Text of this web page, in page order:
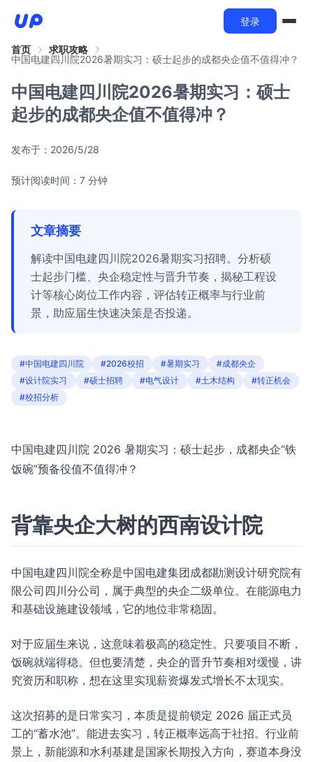
登录
首页
求职攻略
中国电建四川院2026暑期实习：硕士起步的成都央企值不值得冲？
中国电建四川院2026暑期实习：硕士
起步的成都央企值不值得冲？
发布于： 2026/5/28
预计阅读时间：7 分钟
文章摘要
解读中国电建四川院2026暑期实习招聘。分析硕
士起步门槛、央企稳定性与晋升节奏，揭秘工程设
计等核心岗位工作内容，评估转正概率与行业前
景，助应届生快速决策是否投递。
#中国电建四川院 #2026校招 #暑期实习
#成都央企
#设计院实习
#硕士招聘 #电气设计 #土木结构
#转正机会
#校招分析
中国电建四川院 2026 暑期实习：硕士起步，成都央企“铁
饭碗”预备役值不值得冲？
背靠央企大树的西南设计院
中国电建四川院全称是中国电建集团成都勘测设计研究院有
限公司四川分公司，属于典型的央企二级单位。在能源电力
和基础设施建设领域，它的地位非常稳固。
对于应届生来说，这意味着极高的稳定性。只要项目不断，
饭碗就端得稳。但也要清楚，央企的晋升节奏相对缓慢，讲
究资历和职称，想在这里实现薪资爆发式增长不太现实。
这次招募的是日常实习，本质是提前锁定 2026 届正式员
工的“蓄水池”。能进去实习，转正概率远高于社招。行业前
景上，新能源和水利基建是国家长期投入方向，赛道本身没